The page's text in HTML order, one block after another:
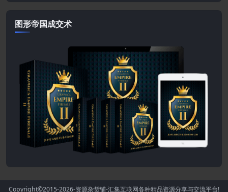
图形帝国成交术
Copyright©2015-2026-资源杂货铺-汇集互联网各种精品资源分享与交流平台!